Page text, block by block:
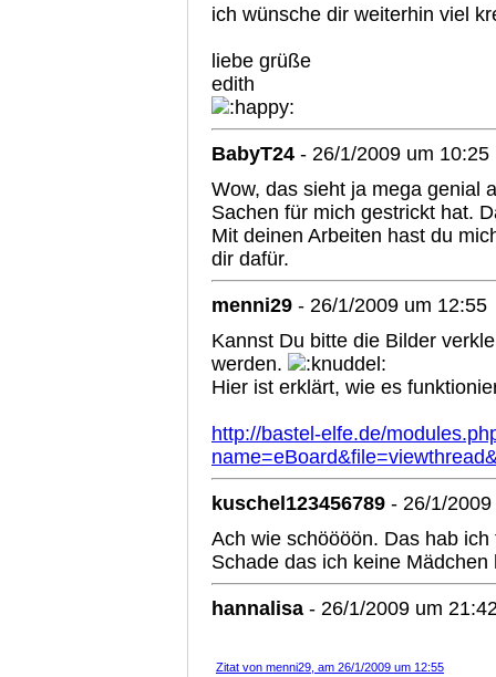
ich wünsche dir weiterhin viel
liebe grüße
edith
BabyT24 - 26/1/2009 um 10:25
Wow, das sieht ja mega genial
Sachen für mich gestrickt hat.
Mit deinen Arbeiten hast du
dir dafür.
menni29 - 26/1/2009 um 12:55
Kannst Du bitte die Bilder
werden.
Hier ist erklärt, wie es
http://bastel-elfe.de/
kuschel123456789 - 26/1/
Ach wie schöööön. Das hab
Schade das ich keine
hannalisa - 26/1/2009 um
Zitat von menni29, am 26/1/2009 um 12:55